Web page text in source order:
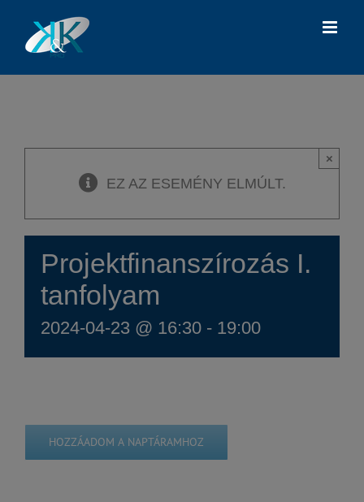
EZ AZ ESEMÉNY ELMÚLT.
×
Projektfinanszírozás I.
tanfolyam
2024-04-23 @ 16:30 - 19:00
HOZZÁADOM A NAPTÁRAMHOZ